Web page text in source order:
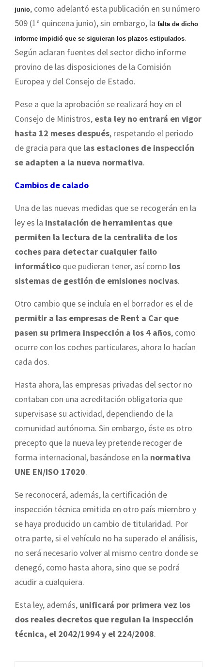
junio, como adelantó esta publicación en su número
509 (1ª quincena junio), sin embargo, la falta de dicho
informe impidió que se siguieran los plazos estipulados.
Según aclaran fuentes del sector dicho informe
provino de las disposiciones de la Comisión
Europea y del Consejo de Estado.
Pese a que la aprobación se realizará hoy en el
Consejo de Ministros, esta ley no entrará en vigor
hasta 12 meses después, respetando el periodo
de gracia para que las estaciones de inspección
se adapten a la nueva normativa.
Cambios de calado
Una de las nuevas medidas que se recogerán en la
ley es la instalación de herramientas que
permiten la lectura de la centralita de los
coches para detectar cualquier fallo
informático que pudieran tener, así como los
sistemas de gestión de emisiones nocivas.
Otro cambio que se incluía en el borrador es el de
permitir a las empresas de Rent a Car que
pasen su primera inspección a los 4 años, como
ocurre con los coches particulares, ahora lo hacían
cada dos.
Hasta ahora, las empresas privadas del sector no
contaban con una acreditación obligatoria que
supervisase su actividad, dependiendo de la
comunidad autónoma. Sin embargo, éste es otro
precepto que la nueva ley pretende recoger de
forma internacional, basándose en la normativa
UNE EN/ISO 17020.
Se reconocerá, además, la certificación de
inspección técnica emitida en otro país miembro y
se haya producido un cambio de titularidad. Por
otra parte, si el vehículo no ha superado el análisis,
no será necesario volver al mismo centro donde se
denegó, como hasta ahora, sino que se podrá
acudir a cualquiera.
Esta ley, además, unificará por primera vez los
dos reales decretos que regulan la inspección
técnica, el 2042/1994 y el 224/2008.